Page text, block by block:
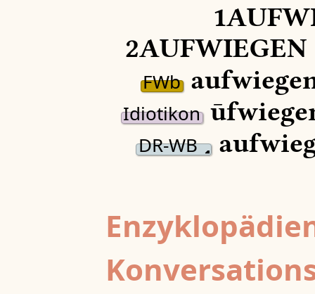
2AUFWIEGEN
FWb
Idiotikon
DR-WB